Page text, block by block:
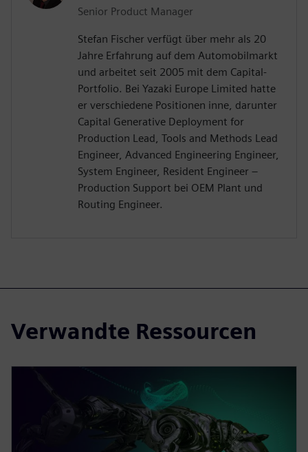
Senior Product Manager
Stefan Fischer verfügt über mehr als 20
Jahre Erfahrung auf dem Automobilmarkt
und arbeitet seit 2005 mit dem Capital-
Portfolio. Bei Yazaki Europe Limited hatte
er verschiedene Positionen inne, darunter
Capital Generative Deployment for
Production Lead, Tools and Methods Lead
Engineer, Advanced Engineering Engineer,
System Engineer, Resident Engineer –
Production Support bei OEM Plant und
Routing Engineer.
Verwandte Ressourcen